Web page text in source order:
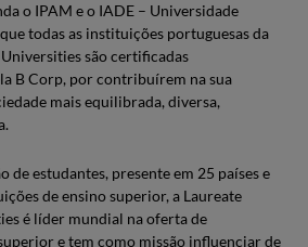
o IPAM e o IADE – Universidade
todas as instituições portuguesas da
são certificadas
B Corp, por contribuírem na sua
mais equilibrada, diversa,
de estudantes, presente em 25 países e
de ensino superior, a Laureate
é líder mundial na oferta de
e tem como missão influenciar de